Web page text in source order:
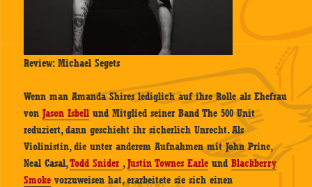
Review: Michael Segets
Wenn man Amanda Shires lediglich auf ihre Rolle als Ehefrau
vonJason Isbell und Mitglied seiner Band The 500 Unit
reduziert, dann geschieht ihr sicherlich Unrecht. Als
Violinistin, die unter anderem Aufnahmen mit John Prine,
Neal Casal,Todd Snider ,Justin Townes Earle undBlackberry
Smoke vorzuweisen hat, erarbeitete sie sich einen